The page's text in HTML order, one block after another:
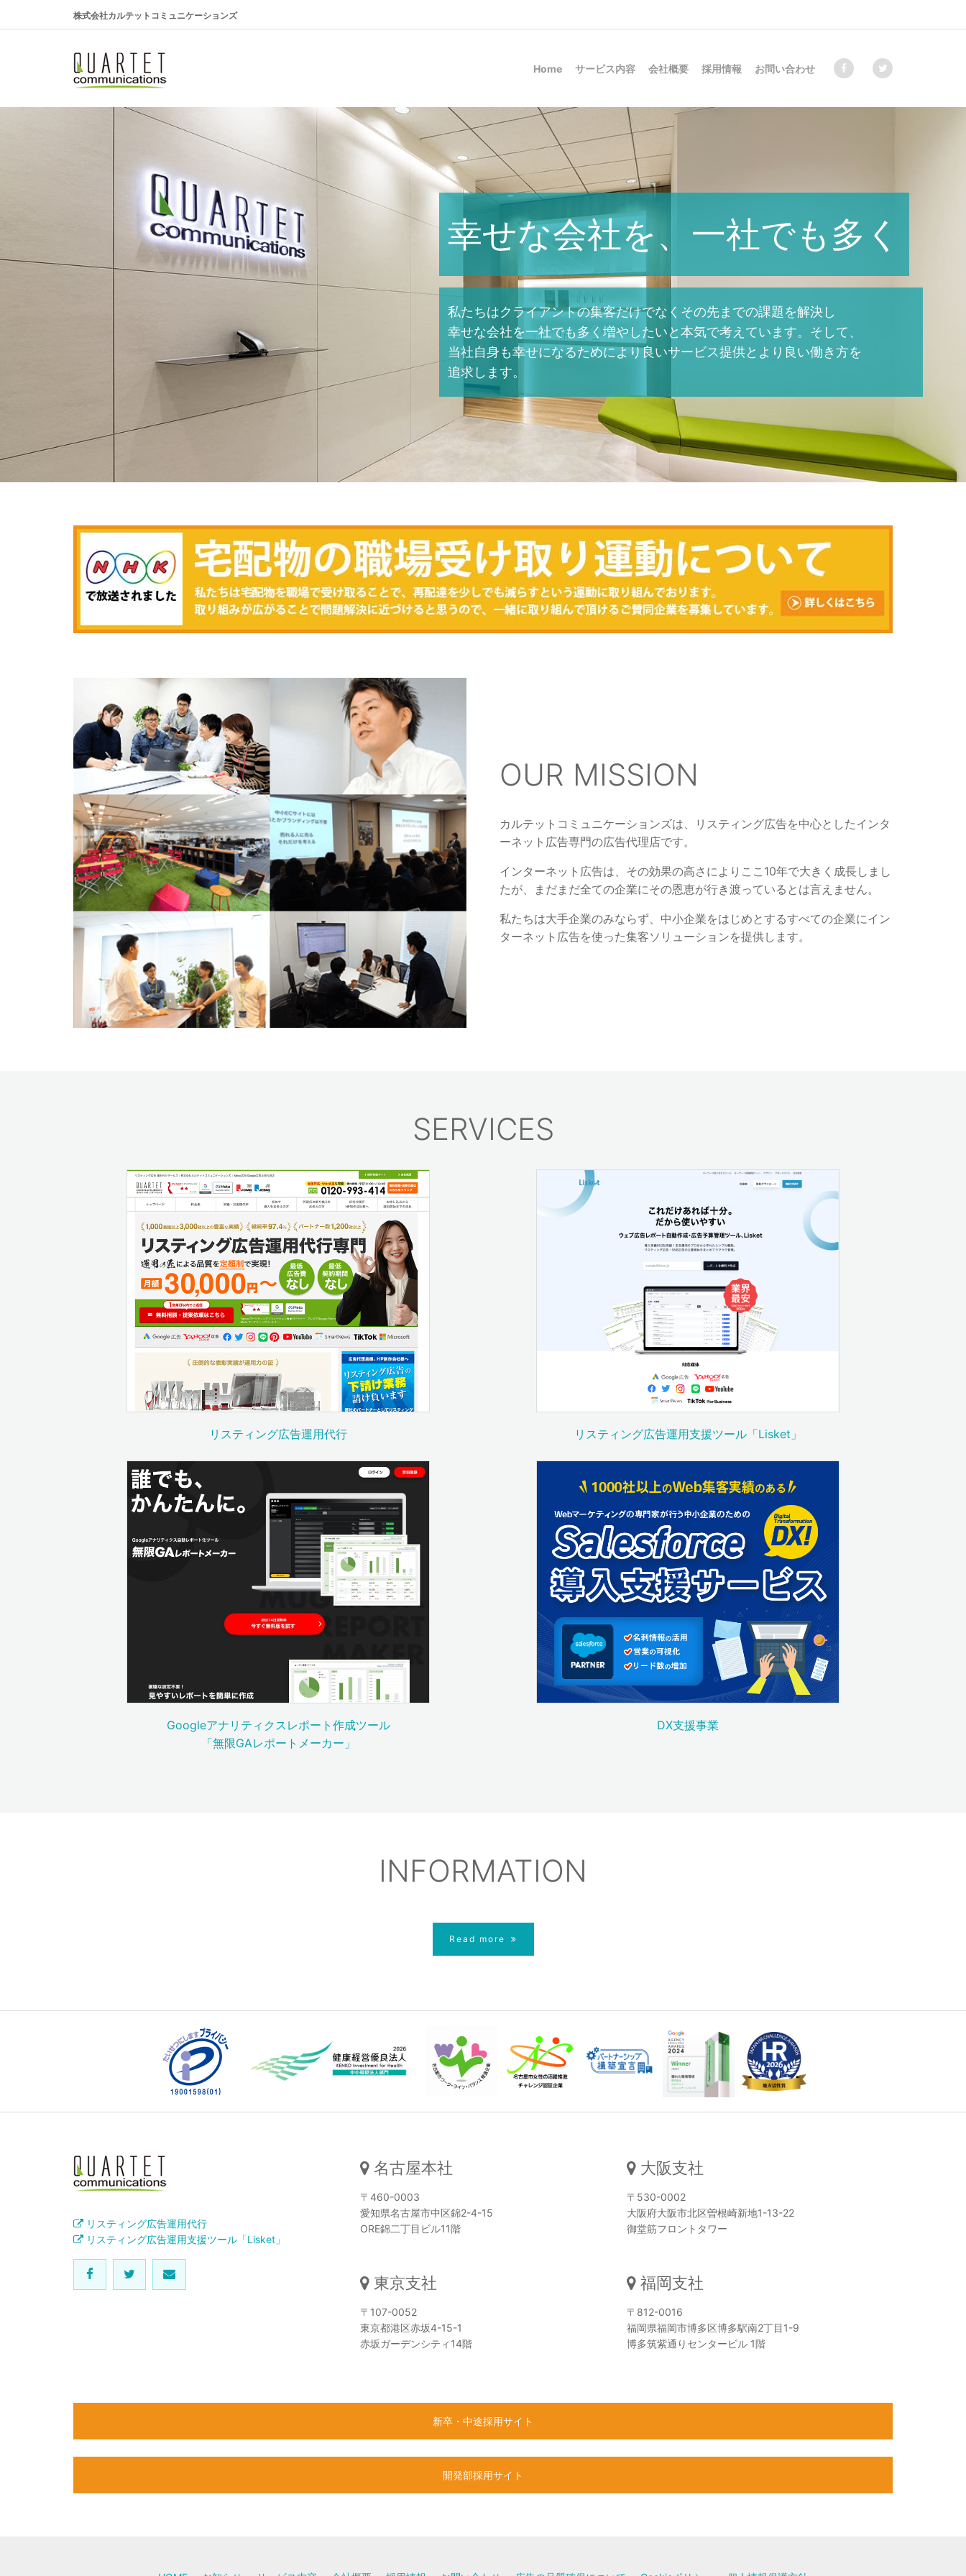
株式会社カルテットコミュニケーションズ
Home サービス内容 会社概要 採用情報 お問い合わせ
幸せな会社を、一社でも多く
私たちはクライアントの集客だけでなく その先までの課題を解決し
幸せな会社を一社でも多く 増やしたいと本気で考えています。 そして、
当社自身も幸せになるためにより良いサービス提供と より良い働き方を
追求します。
OUR MISSION
カルテットコミュニケーションズは、リスティング広告を中心としたインタ
ーネット広告専門の広告代理店です。
インターネット広告は、その効果の高さによりここ10年で大きく成長しまし
たが、まだまだ全ての企業にその恩恵が行き渡っているとは言えません。
私たちは大手企業のみならず、中小企業をはじめとするすべての企業にイン
ターネット広告を使った集客ソリューションを提供します。
SERVICES
リスティング広告運用代行 リスティング広告運用支援ツール「Lisket」
Googleアナリティクスレポート作成ツール
「無限GAレポートメーカー」
DX支援事業
INFORMATION
Read more
リスティング広告運用代行
リスティング広告運用支援ツール「Lisket」
名古屋本社
〒460-0003
愛知県名古屋市中区錦2-4-15
ORE錦二丁目ビル11階
東京支社
〒107-0052
東京都港区赤坂4-15-1
赤坂ガーデンシティ14階
大阪支社
〒530-0002
大阪府大阪市北区曽根崎新地1-13-22
御堂筋フロントタワー
福岡支社
〒812-0016
福岡県福岡市博多区博多駅南2丁目1-9
博多筑紫通りセンタービル 1階
新卒・中途採用サイト
開発部採用サイト